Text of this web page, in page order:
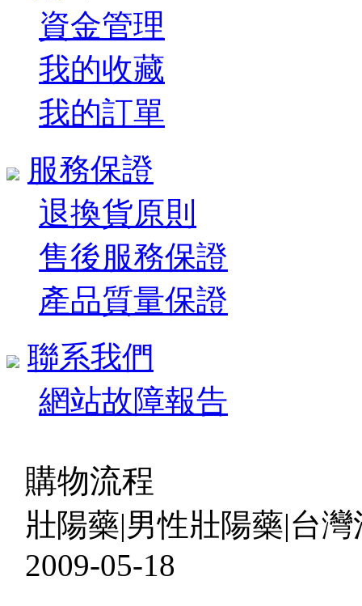
資金管理
我的收藏
我的訂單
服務保證
退換貨原則
售後服務保證
產品質量保證
聯系我們
網站故障報告
購物流程
壯陽藥|男性壯陽藥|台
2009-05-18